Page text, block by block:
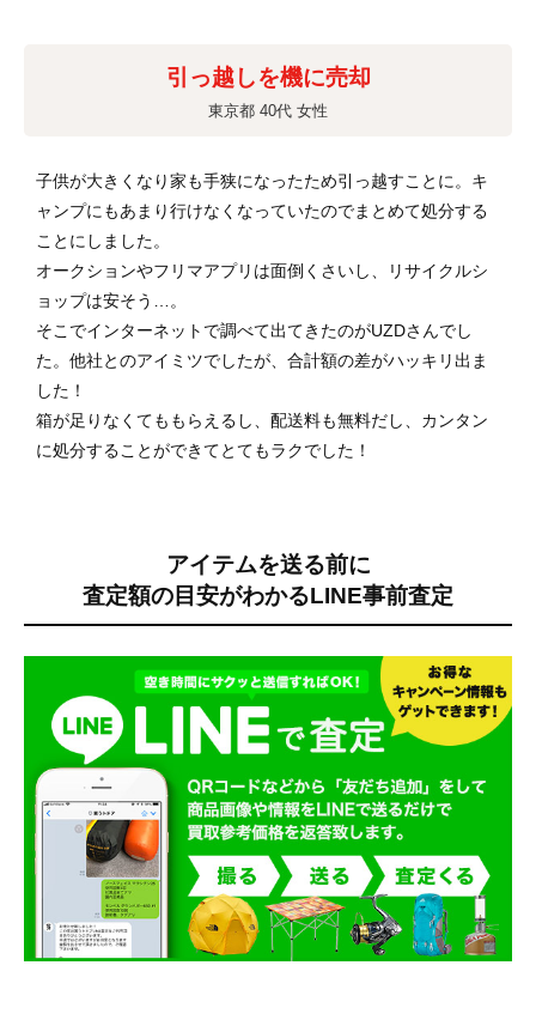
引っ越しを機に売却
東京都 40代 女性
子供が大きくなり家も手狭になったため引っ越すことに。キ
ャンプにもあまり行けなくなっていたのでまとめて処分する
ことにしました。
オークションやフリマアプリは面倒くさいし、リサイクルシ
ョップは安そう…。
そこでインターネットで調べて出てきたのがUZDさんでし
た。他社とのアイミツでしたが、合計額の差がハッキリ出ま
した！
箱が足りなくてももらえるし、配送料も無料だし、カンタン
に処分することができてとてもラクでした！
アイテムを送る前に
査定額の目安がわかるLINE事前査定